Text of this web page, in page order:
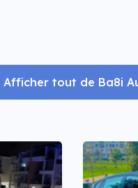
Afficher tout de Ba8i